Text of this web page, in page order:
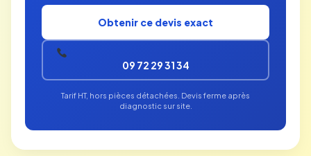
Obtenir ce devis exact
09 72 29 31 34
Tarif HT, hors pièces détachées. Devis ferme après
diagnostic sur site.